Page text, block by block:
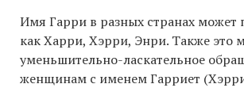
Имя Гарри в разных странах может
как Харри, Хэрри, Энри. Также это
уменьшительно-ласкательное
женщинам с именем Гарриет